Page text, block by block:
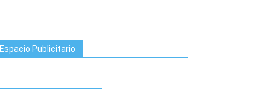
Espacio Publicitario